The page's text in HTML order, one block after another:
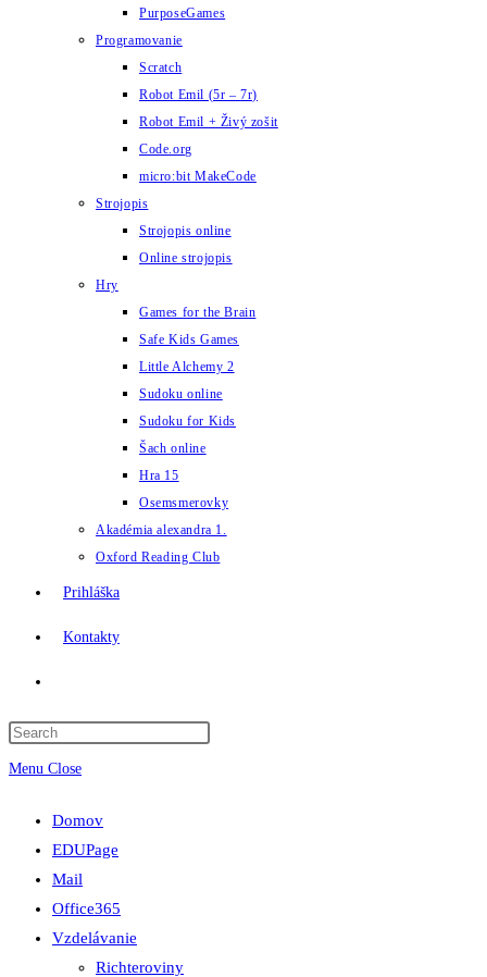
PurposeGames
Programovanie
Scratch
Robot Emil (5r – 7r)
Robot Emil + Živý zošit
Code.org
micro:bit MakeCode
Strojopis
Strojopis online
Online strojopis
Hry
Games for the Brain
Safe Kids Games
Little Alchemy 2
Sudoku online
Sudoku for Kids
Šach online
Hra 15
Osemsmerovky
Akadémia alexandra 1.
Oxford Reading Club
Prihláška
Kontakty
website
search
Menu Close
Domov
EDUPage
Mail
Office365
Vzdelávanie
Richteroviny